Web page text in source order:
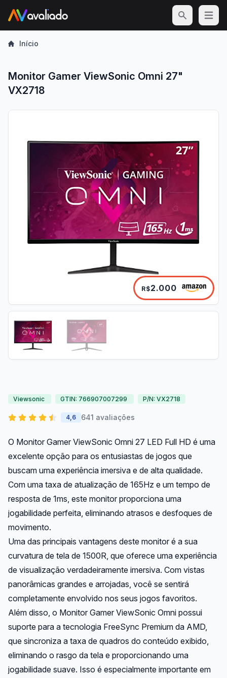
Open
Início
Monitor Gamer ViewSonic Omni 27"
VX2718
R$2.000
Viewsonic GTIN: 766907007299 P/N: VX2718
4,6 641 avaliações
O Monitor Gamer ViewSonic Omni 27 LED Full HD é uma
excelente opção para os entusiastas de jogos que
buscam uma experiência imersiva e de alta qualidade.
Com uma taxa de atualização de 165Hz e um tempo de
resposta de 1ms, este monitor proporciona uma
jogabilidade perfeita, eliminando atrasos e desfoques de
movimento.
Uma das principais vantagens deste monitor é a sua
curvatura de tela de 1500R, que oferece uma experiência
de visualização verdadeiramente imersiva. Com vistas
panorâmicas grandes e arrojadas, você se sentirá
completamente envolvido nos seus jogos favoritos.
Além disso, o Monitor Gamer ViewSonic Omni possui
suporte para a tecnologia FreeSync Premium da AMD,
que sincroniza a taxa de quadros do conteúdo exibido,
eliminando o rasgo da tela e proporcionando uma
jogabilidade suave. Isso é especialmente importante em